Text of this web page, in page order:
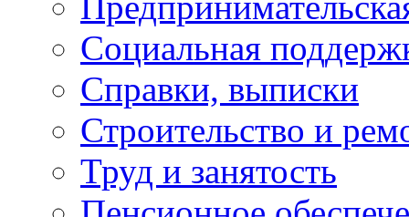
Социальная
Справки, выписки
Строительство и
Труд и занятость